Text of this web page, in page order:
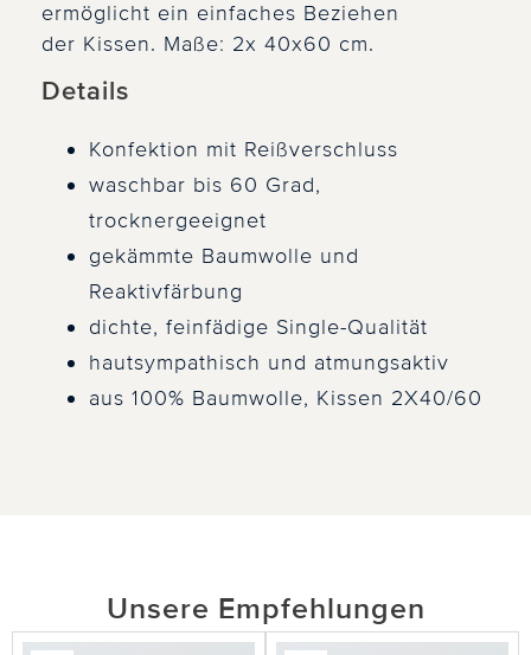
ermöglicht ein einfaches Beziehen
der Kissen. Maße: 2x 40x60 cm.
Details
Konfektion mit Reißverschluss
waschbar bis 60 Grad,
trocknergeeignet
gekämmte Baumwolle und
Reaktivfärbung
dichte, feinfädige Single-Qualität
hautsympathisch und atmungsaktiv
aus 100% Baumwolle, Kissen 2X40/60
Unsere Empfehlungen